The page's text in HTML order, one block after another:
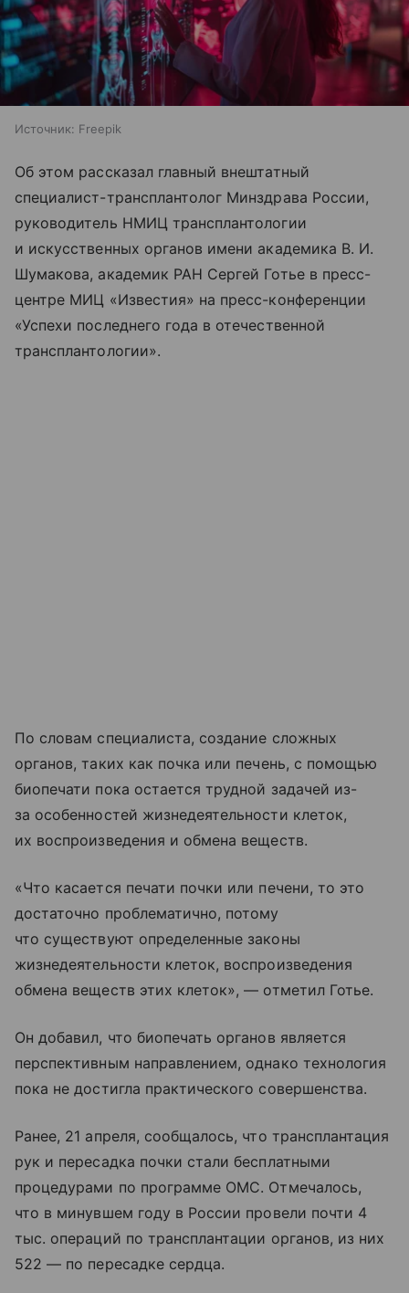
Источник: Freepik
Об этом рассказал главный внештатный
специалист-трансплантолог Минздрава России,
руководитель НМИЦ трансплантологии
и искусственных органов имени академика В. И.
Шумакова, академик РАН Сергей Готье в пресс-
центре МИЦ «Известия» на пресс-конференции
«Успехи последнего года в отечественной
трансплантологии».
По словам специалиста, создание сложных
органов, таких как почка или печень, с помощью
биопечати пока остается трудной задачей из-
за особенностей жизнедеятельности клеток,
их воспроизведения и обмена веществ.
«Что касается печати почки или печени, то это
достаточно проблематично, потому
что существуют определенные законы
жизнедеятельности клеток, воспроизведения
обмена веществ этих клеток», — отметил Готье.
Он добавил, что биопечать органов является
перспективным направлением, однако технология
пока не достигла практического совершенства.
Ранее, 21 апреля, сообщалось, что трансплантация
рук и пересадка почки стали бесплатными
процедурами по программе ОМС. Отмечалось,
что в минувшем году в России провели почти 4
тыс. операций по трансплантации органов, из них
522 — по пересадке сердца.